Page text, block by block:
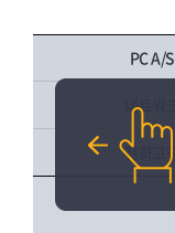
PC A/S
네트워크
전화고장